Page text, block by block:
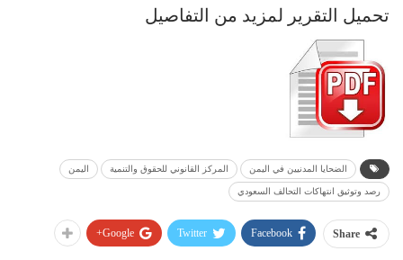
تحميل التقرير لمزيد من التفاصيل
الضحايا المدنيين في اليمن المركز القانوني للحقوق والتنمية اليمن
رصد وتوثيق انتهاكات التحالف السعودي
Share
Facebook
Twitter
Google+